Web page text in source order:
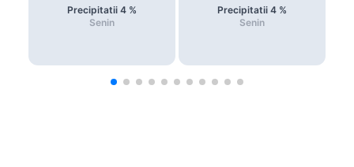
Precipitatii 4 %
Senin
Precipitatii 4 %
Senin